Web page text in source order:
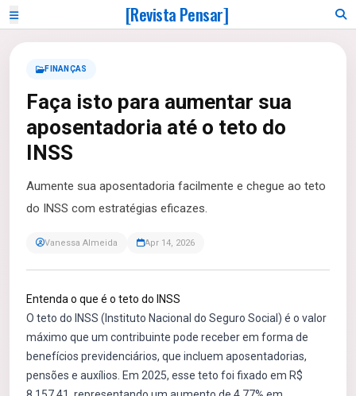
[Revista Pensar]
FINANÇAS
Faça isto para aumentar sua
aposentadoria até o teto do
INSS
Aumente sua aposentadoria facilmente e chegue ao teto
do INSS com estratégias eficazes.
Vanessa Almeida Apr 14, 2026
Entenda o que é o teto do INSS
O teto do INSS (Instituto Nacional do Seguro Social) é o valor
máximo que um contribuinte pode receber em forma de
benefícios previdenciários, que incluem aposentadorias,
pensões e auxílios. Em 2025, esse teto foi fixado em R$